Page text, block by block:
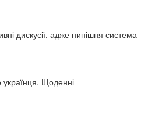
дискусії, адже нинішня система
Щоденні